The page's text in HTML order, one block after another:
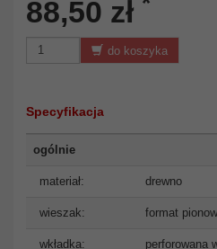
88,50 zł
do koszyka
Specyfikacja
ogólnie
materiał: drewno
wieszak: format
wkładka: perforowana